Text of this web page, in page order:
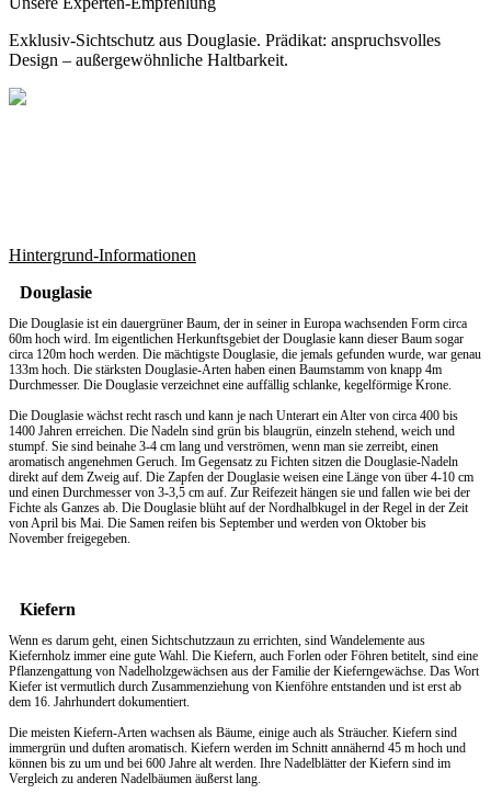
Exklusiv-Sichtschutz aus Douglasie. Prädikat: anspruchsvolles
Design – außergewöhnliche Haltbarkeit.
Hintergrund-Informationen
Douglasie
Die Douglasie ist ein dauergrüner Baum, der in seiner in Europa wachsenden Form circa
60m hoch wird. Im eigentlichen Herkunftsgebiet der Douglasie kann dieser Baum sogar
circa 120m hoch werden. Die mächtigste Douglasie, die jemals gefunden wurde, war genau
133m hoch. Die stärksten Douglasie-Arten haben einen Baumstamm von knapp 4m
Durchmesser. Die Douglasie verzeichnet eine auffällig schlanke, kegelförmige Krone.
Die Douglasie wächst recht rasch und kann je nach Unterart ein Alter von circa 400 bis
1400 Jahren erreichen. Die Nadeln sind grün bis blaugrün, einzeln stehend, weich und
stumpf. Sie sind beinahe 3-4 cm lang und verströmen, wenn man sie zerreibt, einen
aromatisch angenehmen Geruch. Im Gegensatz zu Fichten sitzen die Douglasie-Nadeln
direkt auf dem Zweig auf. Die Zapfen der Douglasie weisen eine Länge von über 4-10 cm
und einen Durchmesser von 3-3,5 cm auf. Zur Reifezeit hängen sie und fallen wie bei der
Fichte als Ganzes ab. Die Douglasie blüht auf der Nordhalbkugel in der Regel in der Zeit
von April bis Mai. Die Samen reifen bis September und werden von Oktober bis
November freigegeben.
Kiefern
Wenn es darum geht, einen Sichtschutzzaun zu errichten, sind Wandelemente aus
Kiefernholz immer eine gute Wahl. Die Kiefern, auch Forlen oder Föhren betitelt, sind eine
Pflanzengattung von Nadelholzgewächsen aus der Familie der Kieferngewächse. Das Wort
Kiefer ist vermutlich durch Zusammenziehung von Kienföhre entstanden und ist erst ab
dem 16. Jahrhundert dokumentiert.
Die meisten Kiefern-Arten wachsen als Bäume, einige auch als Sträucher. Kiefern sind
immergrün und duften aromatisch. Kiefern werden im Schnitt annähernd 45 m hoch und
können bis zu um und bei 600 Jahre alt werden. Ihre Nadelblätter der Kiefern sind im
Vergleich zu anderen Nadelbäumen äußerst lang.